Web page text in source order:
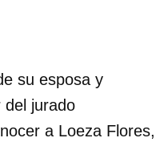
su esposa y
del jurado
a Loeza Flores,